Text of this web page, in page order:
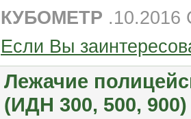
КУБОМЕТР .10.2016
Если Вы
Лежачие
(ИДН 300, 500, 900)